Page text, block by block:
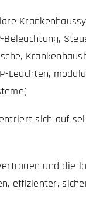
Beleuchtung,
Leuchten,
sich auf
und die
effizienter,